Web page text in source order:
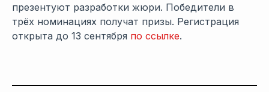
презентуют разработки жюри. Победители в
трёх номинациях получат призы. Регистрация
открыта до 13 сентября по ссылке.